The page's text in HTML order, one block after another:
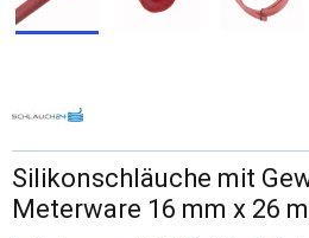
Silikonschläuche mit
Meterware 16 mm x 26